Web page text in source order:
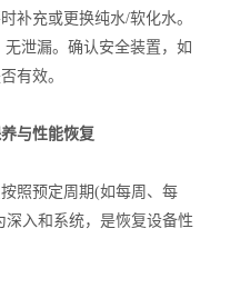
补充或更换纯水/软化水。
泄漏。确认安全装置，如
有效。
与性能恢复
照预定周期(如每周、每
入和系统，是恢复设备性